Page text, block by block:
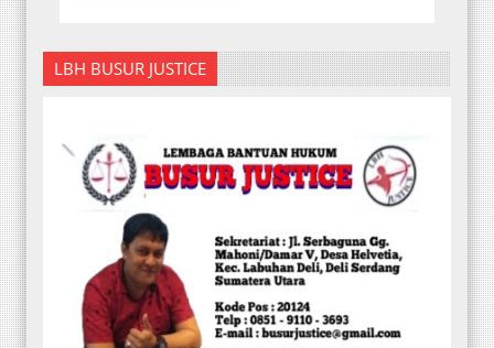
LBH BUSUR JUSTICE